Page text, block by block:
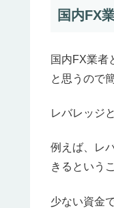
国内FX
国内FX業者
と思うので
レバレッジ
例えば、レ
きるという
少ない資金